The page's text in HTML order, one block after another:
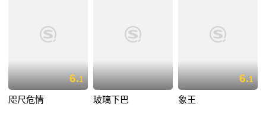
6.1
咫尺危情 玻璃下巴
6.1
象王